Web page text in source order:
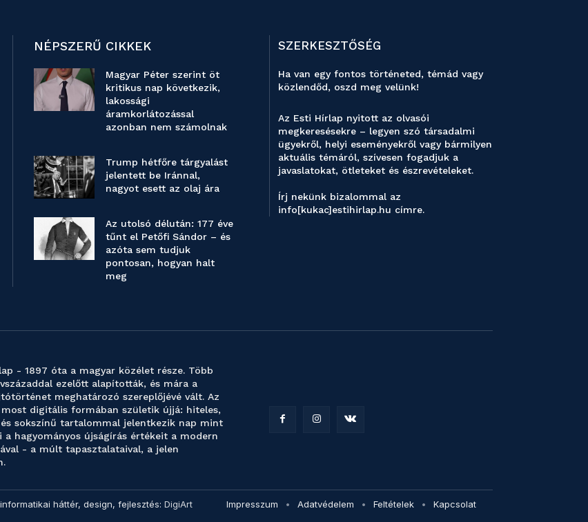
NÉPSZERŰ CIKKEK
Magyar Péter szerint öt
kritikus nap következik,
lakossági
áramkorlátozással
azonban nem számolnak
Trump hétfőre tárgyalást
jelentett be Iránnal,
nagyot esett az olaj ára
Az utolsó délután: 177 éve
tűnt el Petőfi Sándor – és
azóta sem tudjuk
pontosan, hogyan halt
meg
SZERKESZTŐSÉG
Ha van egy fontos történeted, témád vagy
közlendőd, oszd meg velünk!
Az Esti Hírlap nyitott az olvasói
megkeresésekre – legyen szó társadalmi
ügyekről, helyi eseményekről vagy bármilyen
aktuális témáról, szívesen fogadjuk a
javaslatokat, ötleteket és észrevételeket.
Írj nekünk bizalommal az
info[kukac]estihirlap.hu címre.
- 1897 óta a magyar közélet része. Több
ezelőtt alapították, és mára a
meghatározó szereplőjévé vált. Az
most digitális formában születik újjá: hiteles,
és sokszínű tartalommal jelentkezik nap mint
a hagyományos újságírás értékeit a modern
- a múlt tapasztalataival, a jelen
háttér, design, fejlesztés: DigiArt Impresszum Adatvédelem Feltételek Kapcsolat